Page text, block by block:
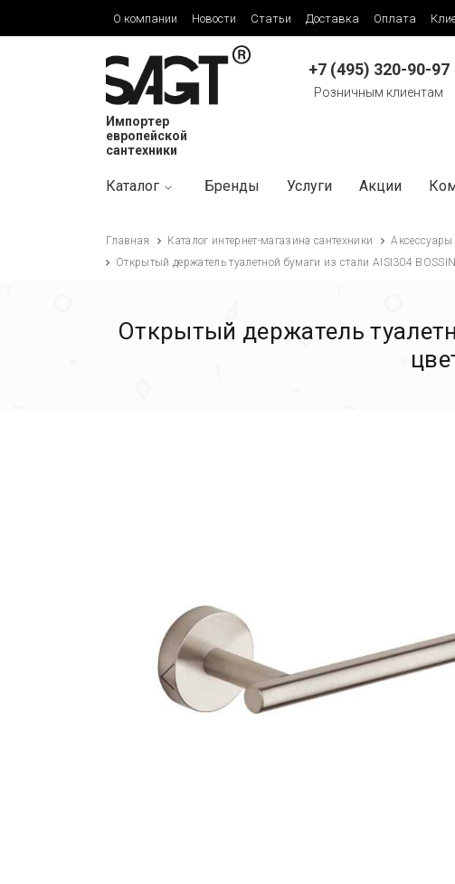
О компании Новости Статьи Доставка Оплата
Импортер
европейской
сантехники
+7 (495) 320-90-97
Розничным клиентам
Каталог Бренды Услуги Акции
Главная Каталог интернет-магазина сантехники
Открытый держатель туалетной бумаги из стали AISI304
Открытый держатель